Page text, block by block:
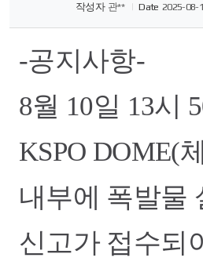
작성자 관** Date 2025-08-
-공지사항-
8월 10일 13시
KSPO DOME(
내부에 폭발물
신고가 접수되